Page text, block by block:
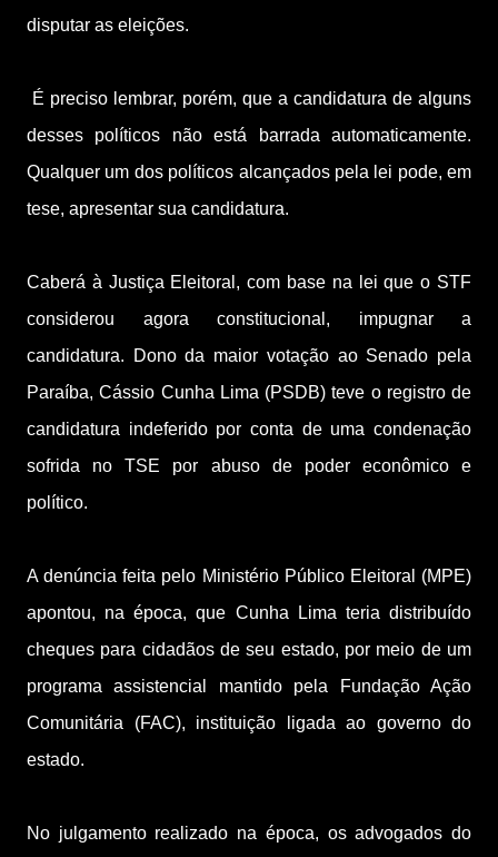
disputar as eleições.
É preciso lembrar, porém, que a candidatura de alguns
desses políticos não está barrada automaticamente.
Qualquer um dos políticos alcançados pela lei pode, em
tese, apresentar sua candidatura.
Caberá à Justiça Eleitoral, com base na lei que o STF
considerou agora constitucional, impugnar a
candidatura. Dono da maior votação ao Senado pela
Paraíba, Cássio Cunha Lima (PSDB) teve o registro de
candidatura indeferido por conta de uma condenação
sofrida no TSE por abuso de poder econômico e
político.
A denúncia feita pelo Ministério Público Eleitoral (MPE)
apontou, na época, que Cunha Lima teria distribuído
cheques para cidadãos de seu estado, por meio de um
programa assistencial mantido pela Fundação Ação
Comunitária (FAC), instituição ligada ao governo do
estado.
No julgamento realizado na época, os advogados do